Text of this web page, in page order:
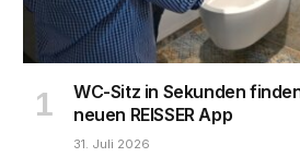
WC-Sitz in Sekunden
neuen REISSER App
31. Juli 2026